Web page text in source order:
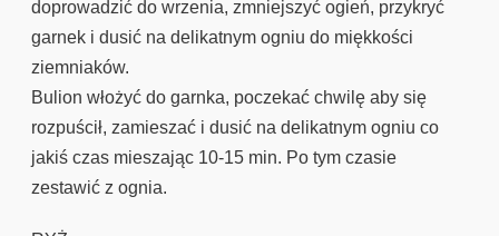
doprowadzić do wrzenia, zmniejszyć ogień, przykryć
garnek i dusić na delikatnym ogniu do miękkości
ziemniaków.
Bulion włożyć do garnka, poczekać chwilę aby się
rozpuścił, zamieszać i dusić na delikatnym ogniu co
jakiś czas mieszając 10-15 min. Po tym czasie
zestawić z ognia.